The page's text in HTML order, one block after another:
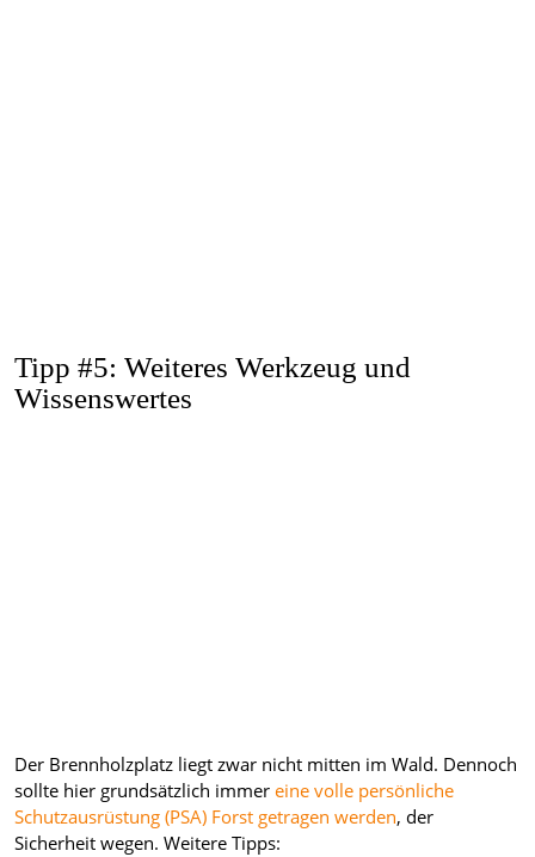
Tipp #5: Weiteres Werkzeug und
Wissenswertes
Der Brennholzplatz liegt zwar nicht mitten im Wald. Dennoch
sollte hier grundsätzlich immereine volle persönliche
Schutzausrüstung (PSA) Forst getragen werden, der
Sicherheit wegen. Weitere Tipps: